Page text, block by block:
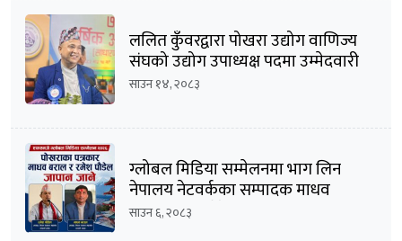
ललित कुँवरद्वारा पोखरा उद्योग वाणिज्य
संघको उद्योग उपाध्यक्ष पदमा उम्मेदवारी
घोषणा
साउन १४, २०८३
ग्लोबल मिडिया सम्मेलनमा भाग लिन
नेपालय नेटवर्कका सम्पादक माधव
बराल सहित पौडेल जापान प्रस्थान
साउन ६, २०८३